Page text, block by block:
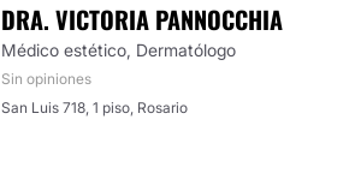
DRA. VICTORIA PANNOCCHIA
Médico estético, Dermatólogo
Sin opiniones
San Luis 718, 1 piso, Rosario